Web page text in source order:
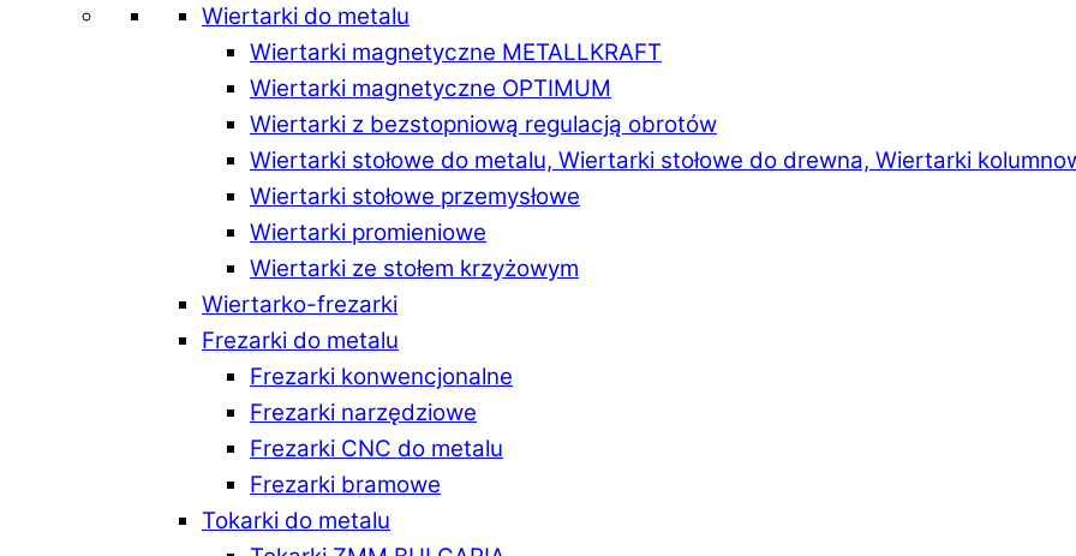
Wiertarki do metalu
Wiertarki magnetyczne METALLKRAFT
Wiertarki magnetyczne OPTIMUM
Wiertarki z bezstopniową regulacją obrotów
Wiertarki stołowe do metalu, Wiertarki stołowe do drewna, Wiertarki
Wiertarki stołowe przemysłowe
Wiertarki promieniowe
Wiertarki ze stołem krzyżowym
Wiertarko-frezarki
Frezarki do metalu
Frezarki konwencjonalne
Frezarki narzędziowe
Frezarki CNC do metalu
Frezarki bramowe
Tokarki do metalu